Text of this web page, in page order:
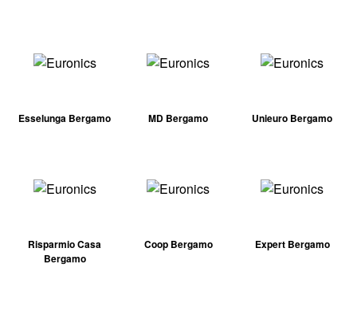
Esselunga Bergamo MD Bergamo Unieuro Bergamo
Risparmio Casa
Bergamo
Coop Bergamo Expert Bergamo